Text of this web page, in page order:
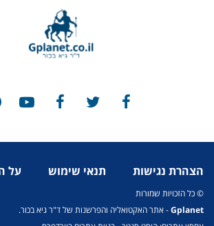
הצהרת נגישות תנאי שימוש על
© כל הזכויות שמורות
Gplanet- אתר האקטואליה והפרשנות של ד"ר גיא בכור.